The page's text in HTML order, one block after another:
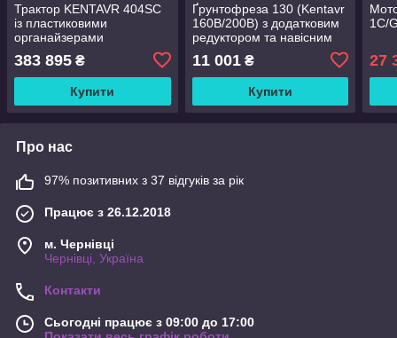
Трактор KENTAVR 404SC
із пластиковими
органайзерами
383 895 ₴
Купити
Ґрунтофреза 130 (Kentavr
160B/200B) з додатковим
редуктором та навісним
11 001₴
Купити
1С/
27
Про нас
97% позитивних з 37 відгуків за рік
Працює з 26.12.2018
м. Чернівці
Чернівці, Україна
Контакти
Сьогодні працює з 09:00 до 17:00